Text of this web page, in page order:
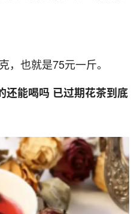
，也就是75元一斤。
还能喝吗 已过期花茶到底